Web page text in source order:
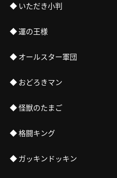
◆ いただき小判
◆ 運の王様
◆ オールスター軍団
◆ おどろきマン
◆ 怪獣のたまご
◆ 格闘キング
◆ ガッキンドッキン